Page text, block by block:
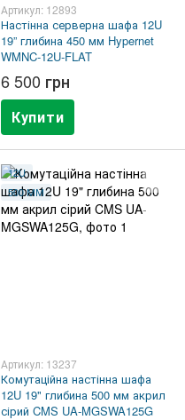
Артикул: 12893
Настінна серверна шафа 12U
19” глибина 450 мм Hypernet
WMNC-12U-FLAT
6 500 грн
Купити
12U
500 ММ
Артикул: 13237
Комутаційна настінна шафа
12U 19" глибина 500 мм акрил
сірий CMS UA-MGSWA125G